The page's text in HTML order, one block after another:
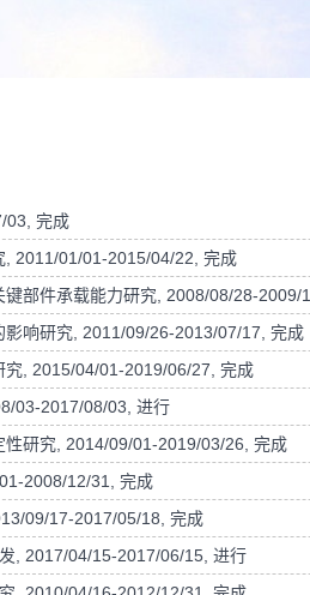
03, 完成
, 2011/01/01-2015/04/22, 完成
部件承载能力研究, 2008/08/28-2009/
响研究, 2011/09/26-2013/07/17, 完成
究, 2015/04/01-2019/06/27, 完成
03-2017/08/03, 进行
研究, 2014/09/01-2019/03/26, 完成
2008/12/31, 完成
09/17-2017/05/18, 完成
, 2017/04/15-2017/06/15, 进行